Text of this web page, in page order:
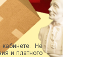
Не
и платного